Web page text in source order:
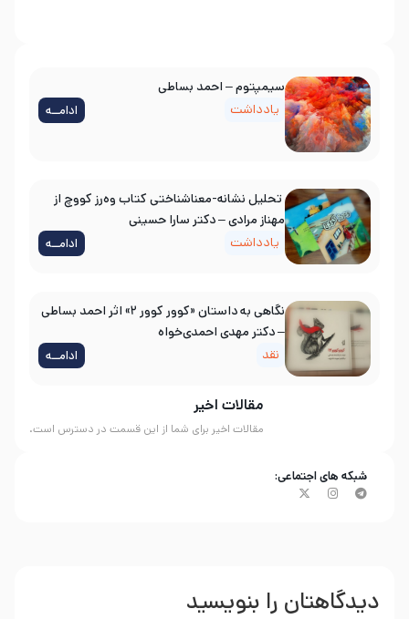
مقالات اخیر
مقالات اخیر برای شما از این قسمت در دسترس است.
سیمپتوم – احمد بساطی
یادداشت
ادامــه
تحلیل نشانه-معناشناختی کتاب وه‌رز کووچ از
مهناز مرادی – دکتر سارا حسینی
یادداشت
ادامــه
نگاهی به داستان «کوور کوور ۲» اثر احمد بساطی
– دکتر مهدی احمدی‌خواه
نقد
ادامــه
شبکه های اجتماعی:
دیدگاهتان را بنویسید